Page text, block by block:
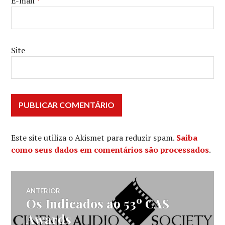
Site
Este site utiliza o Akismet para reduzir spam. Saiba
como seus dados em comentários são processados.
Navegação
de
ANTERIOR
Post
anterior:
Os Indicados ao 53º CAS
Awards